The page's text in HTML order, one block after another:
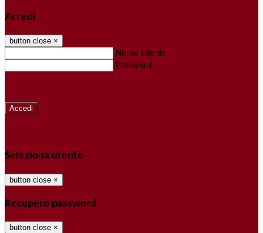
Accedi
button close ×
Nome Utente
Password
-
Seleziona utente
button close ×
Recupero password
button close ×